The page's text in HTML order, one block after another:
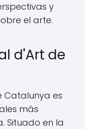
y
el arte.
d'Art de
Catalunya es
más
Situado en la